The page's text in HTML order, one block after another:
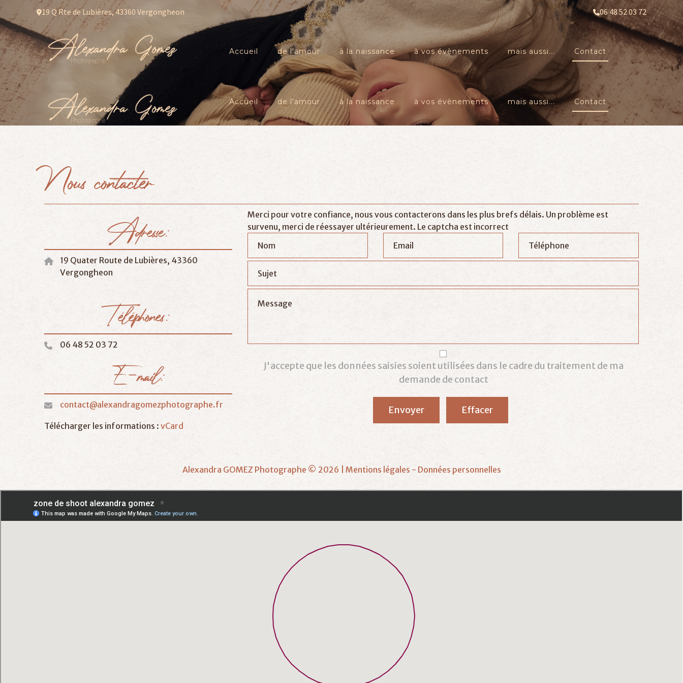
19 Q Rte de Lubières, 43360 Vergongheon 06 48 52 03 72
Accueil de l'amour à la naissance à vos évènements mais aussi... Contact
Accueil de l'amour à la naissance à vos évènements mais aussi... Contact
Nouscontacter
Adresse:
19 Quater Route de Lubières, 43360
Vergongheon
Téléphones:
06 48 52 03 72
E-mail:
contact@alexandragomezphotographe.fr
Télécharger les informations : vCard
Merci pour votre confiance, nous vous contacterons dans les plus brefs délais. Un problème est
survenu, merci de réessayer ultérieurement. Le captcha est incorrect
J'accepte que les données saisies soient utilisées dans le cadre du traitement de ma
demande de contact
Envoyer Effacer
Al exand ra GOMEZ P hotograp he © 2026 Mentions légales - Données personnelles